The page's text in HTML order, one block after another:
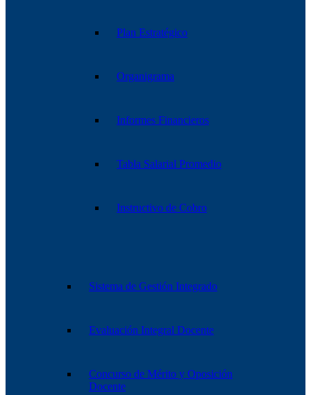
Plan Estratégico
Organigrama
Informes Financieros
Tabla Salarial Promedio
Instructivo de Cobro
Sistema de Gestión Integrado
Evaluación Integral Docente
Concurso de Mérito y Oposición
Docente